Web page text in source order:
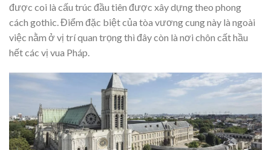
được coi là cấu trúc đầu tiên được xây dựng theo phong
cách gothic. Điểm đặc biệt của tòa vương cung này là ngoài
việc nằm ở vị trí quan trọng thì đây còn là nơi chôn cất hầu
hết các vị vua Pháp.